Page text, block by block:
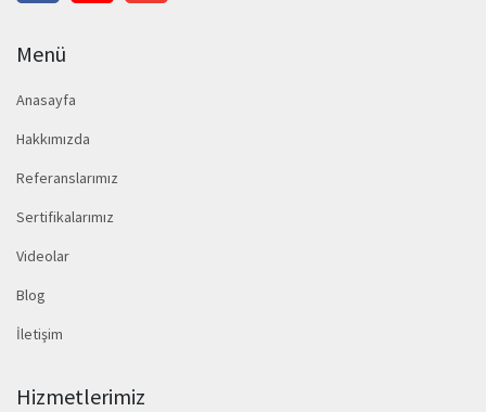
Menü
Anasayfa
Hakkımızda
Referanslarımız
Sertifikalarımız
Videolar
Blog
İletişim
Hizmetlerimiz